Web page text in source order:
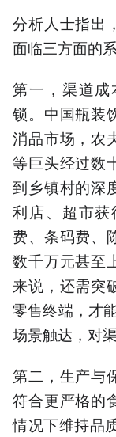
分析人士指出
面临三方面的
第一，渠道
锁。中国瓶装
消品市场，农
等巨头经过数
到乡镇村的深
利店、超市
费、条码费、
数千万元甚至
来说，还需突
零售终端，才
场景触达，对
第二，生产与
符合更严格的
情况下维持品